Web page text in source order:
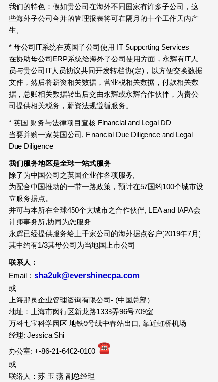
我们的特色：假如贵公司在海外不同国家有许多子公司，这
些海外子公司合并的管理报表将可在隔月的十个工作天内产
生。
* 母公司IT系统在英国子公司使用 IT Supporting Services
在协助母公司ERP系统给海外子公司使用方面，永辉有IT人
员与贵公司IT人员协议共同开发转档协(定)，以方便交换数据
文件，然后将薪资相关数据，营业税相关数据，付款相关数
据，总账相关数据转出后交由永辉或永辉合作伙伴，为贵公
司提供相关税务，薪资法规遵循服务。
* 英国 财务与法律项目查核 Financial and Legal DD
当要并购一家英国公司, Financial Due Diligence and Legal
Due Diligence
我们服务地区是全球一站式服务
除了为中国公司之英国企业作各项服务,
为配合中国推动的一带一路政策，预计在57国约100个城市设
立服务据点。
并可与本所在全球450个大城市之合作伙伴, LEA and IAPA会
计师事务所,协同为您服务
永辉已经提供服务给上千家公司的海外据点客户(2019年7月)
其中约有1/3其母公司为当地国上市公司
联系人：
Email： sha2uk@evershinecpa.com
或
上海那灵企业管理咨询有限公司- (中国总部）
地址：上海市闵行区新龙路1333弄96号709室
万科七宝科学园区 地铁9号线中春站出口, 靠近虹桥机场
经理: Jessica Shi
办公室: +-86-21-6402-0100
或
联络人：苏 玉 燕 副总经理